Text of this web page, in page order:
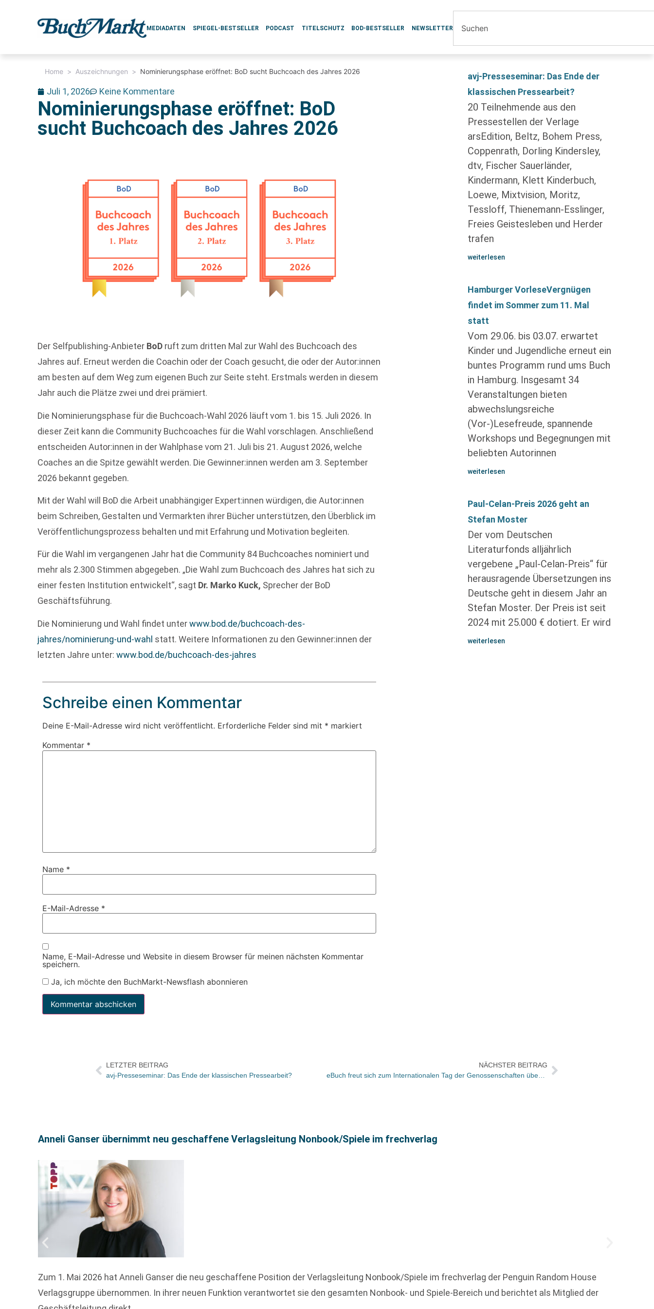
MEDIADATEN SPIEGEL-BESTSELLER PODCAST TITELSCHUTZ BOD-BESTSELLER NEWSLETTER
Home > Auszeichnungen > Nominierungsphase eröffnet: BoD sucht Buchcoach des Jahres 2026
Juli 1, 2026 Keine Kommentare
Nominierungsphase eröffnet: BoD
sucht Buchcoach des Jahres 2026
Der Selfpublishing-Anbieter BoD ruft zum dritten Mal zur Wahl des Buchcoach des
Jahres auf. Erneut werden die Coachin oder der Coach gesucht, die oder der Autor:innen
am besten auf dem Weg zum eigenen Buch zur Seite steht. Erstmals werden in diesem
Jahr auch die Plätze zwei und drei prämiert.
Die Nominierungsphase für die Buchcoach-Wahl 2026 läuft vom 1. bis 15. Juli 2026. In
dieser Zeit kann die Community Buchcoaches für die Wahl vorschlagen. Anschließend
entscheiden Autor:innen in der Wahlphase vom 21. Juli bis 21. August 2026, welche
Coaches an die Spitze gewählt werden. Die Gewinner:innen werden am 3. September
2026 bekannt gegeben.
Mit der Wahl will BoD die Arbeit unabhängiger Expert:innen würdigen, die Autor:innen
beim Schreiben, Gestalten und Vermarkten ihrer Bücher unterstützen, den Überblick im
Veröffentlichungsprozess behalten und mit Erfahrung und Motivation begleiten.
Für die Wahl im vergangenen Jahr hat die Community 84 Buchcoaches nominiert und
mehr als 2.300 Stimmen abgegeben. „Die Wahl zum Buchcoach des Jahres hat sich zu
einer festen Institution entwickelt“, sagt Dr. Marko Kuck, Sprecher der BoD
Geschäftsführung.
Die Nominierung und Wahl findet unterwww.bod.de/buchcoach-des-
jahres/nominierung-und-wahl statt. Weitere Informationen zu den Gewinner:innen der
letzten Jahre unter:www.bod.de/buchcoach-des-jahres
Schreibe einen Kommentar
Deine E-Mail-Adresse wird nicht veröffentlicht. Erforderliche Felder sind mit * markiert
Kommentar *
Name *
E-Mail-Adresse *
Name, E-Mail-Adresse und Website in diesem Browser für meinen nächsten Kommentar
speichern.
Ja, ich möchte den BuchMarkt-Newsflash abonnieren
avj-Presseseminar: Das Ende der
klassischen Pressearbeit?
20 Teilnehmende aus den
Pressestellen der Verlage
arsEdition, Beltz, Bohem Press,
Coppenrath, Dorling Kindersley,
dtv, Fischer Sauerländer,
Kindermann, Klett Kinderbuch,
Loewe, Mixtvision, Moritz,
Tessloff, Thienemann-Esslinger,
Freies Geistesleben und Herder
trafen
weiterlesen
Hamburger VorleseVergnügen
findet im Sommer zum 11. Mal
statt
Vom 29.06. bis 03.07. erwartet
Kinder und Jugendliche erneut ein
buntes Programm rund ums Buch
in Hamburg. Insgesamt 34
Veranstaltungen bieten
abwechslungsreiche
(Vor-)Lesefreude, spannende
Workshops und Begegnungen mit
beliebten Autorinnen
weiterlesen
Paul-Celan-Preis 2026 geht an
Stefan Moster
Der vom Deutschen
Literaturfonds alljährlich
vergebene „Paul-Celan-Preis“ für
herausragende Übersetzungen ins
Deutsche geht in diesem Jahr an
Stefan Moster. Der Preis ist seit
2024 mit 25.000 € dotiert. Er wird
weiterlesen
LETZTER BEITRAG
avj-Presseseminar: Das Ende der klassischen Pressearbeit?
NÄCHSTER BEITRAG
Anneli Ganser übernimmt neu geschaffene Verlagsleitung Nonbook/Spiele im frechverlag
Zum 1. Mai 2026 hat Anneli Ganser die neu geschaffene Position der Verlagsleitung Nonbook/Spiele im frechverlag der Penguin Random House
Verlagsgruppe übernommen. In ihrer neuen Funktion verantwortet sie den gesamten Nonbook- und Spiele-Bereich und berichtet als Mitglied der